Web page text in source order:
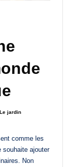
Le jardin
comme les
souhaite ajouter
Non